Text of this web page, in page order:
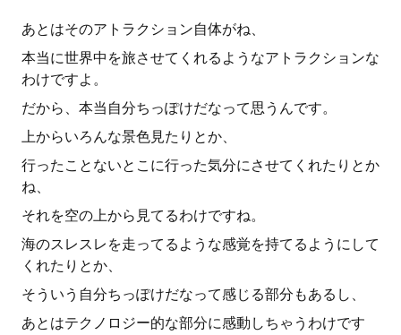
あとはそのアトラクション自体がね、
本当に世界中を旅させてくれるようなアトラクションな
わけですよ。
だから、本当自分ちっぽけだなって思うんです。
上からいろんな景色見たりとか、
行ったことないとこに行った気分にさせてくれたりとか
ね、
それを空の上から見てるわけですね。
海のスレスレを走ってるような感覚を持てるようにして
くれたりとか、
そういう自分ちっぽけだなって感じる部分もあるし、
あとはテクノロジー的な部分に感動しちゃうわけです